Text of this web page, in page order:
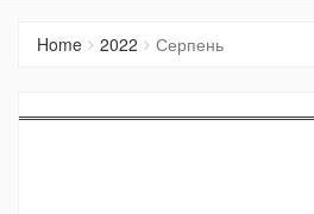
Home 2022 Серпень